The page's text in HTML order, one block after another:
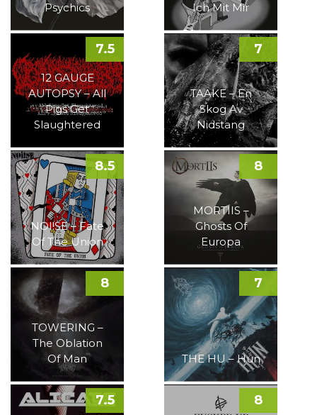
Psychics
Ich Mit Mir
12 GAUGE
AUTOPSY – All
Pigs Get
Slaughtered
7.5
TAAKE – En
Skog Av
Nidstang
7
NOI!SE – Fate
Of The Union
8.5
MORTIIS –
Ghosts Of
Europa
8
TOWERING –
The Oblation
Of Man
8
THE HU – Hun
7
7.5 8